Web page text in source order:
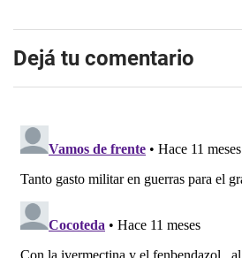
Dejá tu comentario